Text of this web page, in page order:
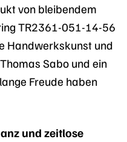
von bleibendem
TR2361-051-14-56
Handwerkskunst und
Sabo und ein
Freude haben
und zeitlose